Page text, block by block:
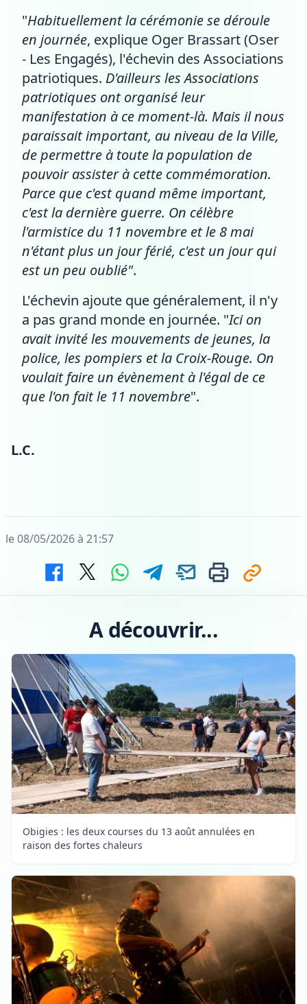
"Habituellement la cérémonie se déroule
en journée, explique Oger Brassart (Oser
- Les Engagés), l'échevin des Associations
patriotiques. D'ailleurs les Associations
patriotiques ont organisé leur
manifestation à ce moment-là. Mais il nous
paraissait important, au niveau de la Ville,
de permettre à toute la population de
pouvoir assister à cette commémoration.
Parce que c'est quand même important,
c'est la dernière guerre. On célèbre
l'armistice du 11 novembre et le 8 mai
n'étant plus un jour férié, c'est un jour qui
est un peu oublié".
L'échevin ajoute que généralement, il n'y
a pas grand monde en journée. "Ici on
avait invité les mouvements de jeunes, la
police, les pompiers et la Croix-Rouge. On
voulait faire un évènement à l'égal de ce
que l'on fait le 11 novembre".
L.C.
le 08/05/2026 à 21:57
A découvrir...
Obigies : les deux courses du 13 août annulées en
raison des fortes chaleurs